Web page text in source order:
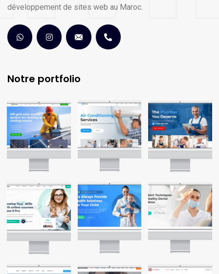
développement de sites web au Maroc.
Notre portfolio